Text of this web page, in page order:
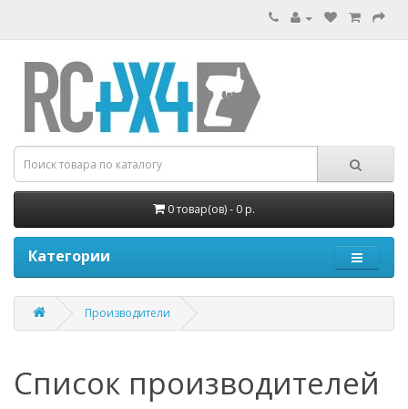
0 товар(ов) - 0 р.
Категории
Производители
Список производителей